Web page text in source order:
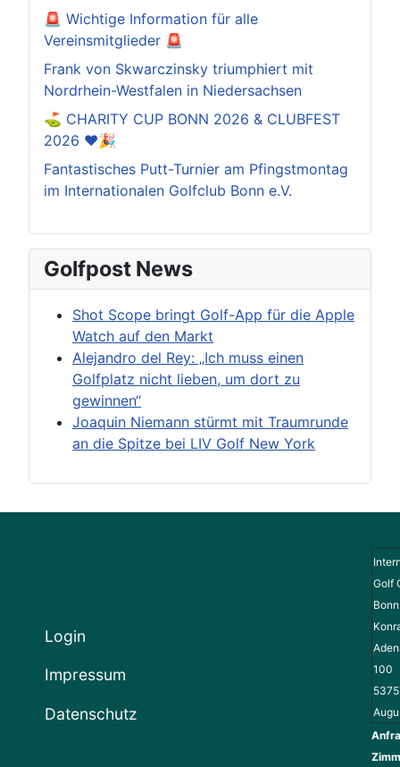
🚨 Wichtige Information für alle
Vereinsmitglieder 🚨
Frank von Skwarczinsky triumphiert mit
Nordrhein-Westfalen in Niedersachsen
⛳️ CHARITY CUP BONN 2026 & CLUBFEST
2026 ❤️🎉
Fantastisches Putt-Turnier am Pfingstmontag
im Internationalen Golfclub Bonn e.V.
Golfpost News
Shot Scope bringt Golf-App für die Apple
Watch auf den Markt
Alejandro del Rey: „Ich muss einen
Golfplatz nicht lieben, um dort zu
gewinnen“
Joaquin Niemann stürmt mit Traumrunde
an die Spitze bei LIV Golf New York
Login
Impressum
Datenschutz
Golf
100